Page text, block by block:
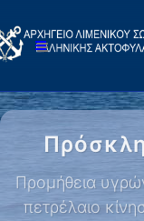
Προμήθεια
πετρέλαιο